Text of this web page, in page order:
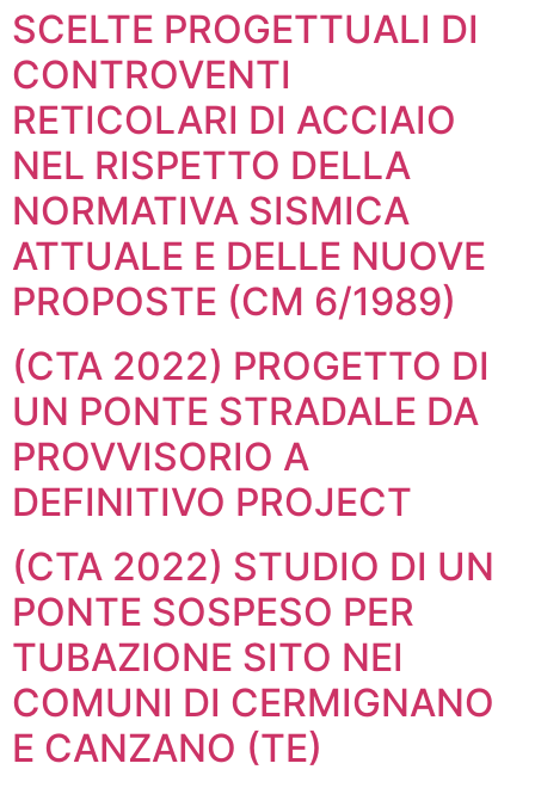
SCELTE PROGETTUALI DI
CONTROVENTI
RETICOLARI DI ACCIAIO
NEL RISPETTO DELLA
NORMATIVA SISMICA
ATTUALE E DELLE NUOVE
PROPOSTE (CM 6/1989)
(CTA 2022) PROGETTO DI
UN PONTE STRADALE DA
PROVVISORIO A
DEFINITIVO PROJECT
(CTA 2022) STUDIO DI UN
PONTE SOSPESO PER
TUBAZIONE SITO NEI
COMUNI DI CERMIGNANO
E CANZANO (TE)